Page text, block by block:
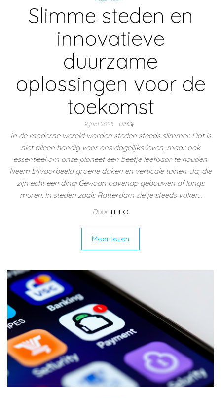
Slimme steden en
innovatieve
duurzame
oplossingen voor de
toekomst
9 juni 2025 Uit
In de moderne wereld worden steden steeds slimmer. Dat is
niet alleen handig voor ons dagelijks leven, maar ook
essentieel om onze planeet een beetje leefbaar te houden.
Neem bijvoorbeeld groene daken en verticale tuinen. Ja, die
zijn echt een ding! Gewoon bovenop gebouwen of langs
muren. In steden zoals Rotterdam zie je steeds vaker…
Door THEO
Meer lezen